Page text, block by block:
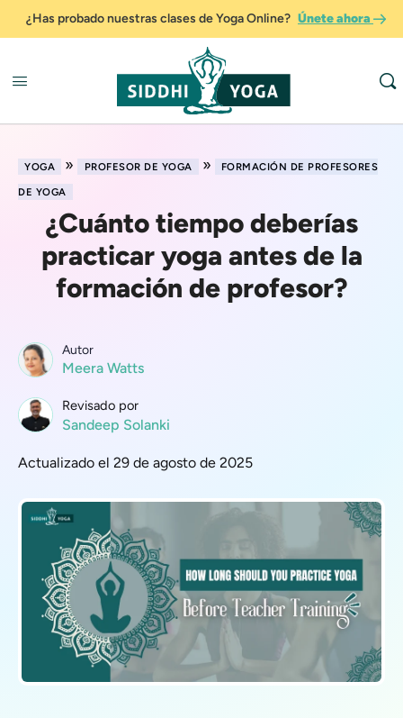
¿Has probado nuestras clases de Yoga Online? Únete ahora
YOGA » PROFESOR DE YOGA »
FORMACIÓN DE PROFESORES
DE YOGA
¿Cuánto tiempo deberías
practicar yoga antes de la
formación de profesor?
Autor
Meera Watts
Revisado por
Sandeep Solanki
Actualizado el 29 de agosto de 2025